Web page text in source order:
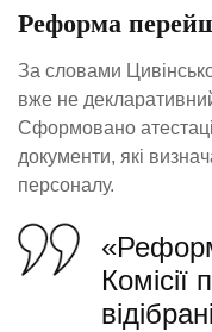
Реформа
За словами
вже не
Сформовано
документи, які
персоналу.
Комісії